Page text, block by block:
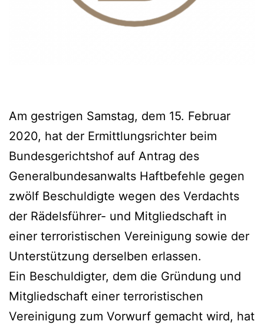
Am gestrigen Samstag, dem 15. Februar
2020, hat der Ermittlungsrichter beim
Bundesgerichtshof auf Antrag des
Generalbundesanwalts Haftbefehle gegen
zwölf Beschuldigte wegen des Verdachts
der Rädelsführer- und Mitgliedschaft in
einer terroristischen Vereinigung sowie der
Unterstützung derselben erlassen.
Ein Beschuldigter, dem die Gründung und
Mitgliedschaft einer terroristischen
Vereinigung zum Vorwurf gemacht wird, hat